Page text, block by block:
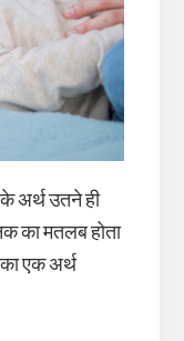
अर्थ उतने ही
का मतलब होता
एक अर्थ